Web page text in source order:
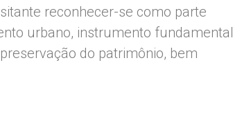
reconhecer-se como parte
urbano, instrumento fundamental
do patrimônio, bem